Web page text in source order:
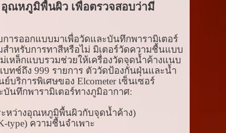
ณหภูมิพื้นผิว เพื่อตรวจสอบว่ามี
การออกแบบมาเพื่อวัดและบันทึกพารามิเตอร์
ำหรับการทาสีหรือไม่ มิเตอร์วัดความชื้นแบบ
หล็กแบบรวมช่วยให้เครื่องวัดจุดน้ำค้างแนบ
บทช์ถึง 999 รายการ ตัววัดป้องกันฝุ่นและน้ำ
ริการพิเศษของ Elcometer เซ็นเซอร์
นทึกพารามิเตอร์ทางภูมิอากาศ:
หว่างอุณหภูมิพื้นผิวกับจุดน้ำค้าง)
ความชื้นจำเพาะ